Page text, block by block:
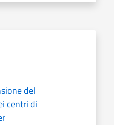
del
centri di